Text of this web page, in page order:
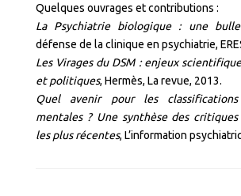
Quelques ouvrages et contributions :
La Psychiatrie biologique : une
défense de la clinique en psychiatrie,
Les Virages du DSM : enjeux
et politiques, Hermès, La revue, 2013.
Quel avenir pour les
mentales ? Une synthèse des critiques
les plus récentes, L’information